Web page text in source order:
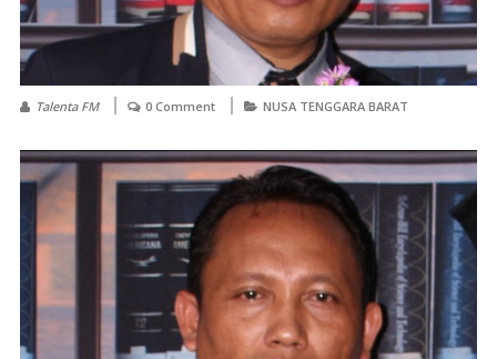
Talenta FM 0 Comment NUSA TENGGARA BARAT